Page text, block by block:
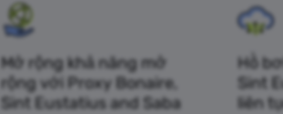
Mở rộng khả năng mở
rộng với Proxy Bonaire,
Sint Eustatius and Saba
Hồ
Sint
liên